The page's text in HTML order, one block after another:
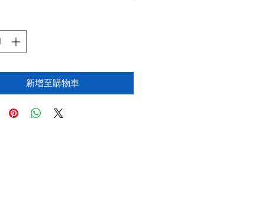
新增至購物車